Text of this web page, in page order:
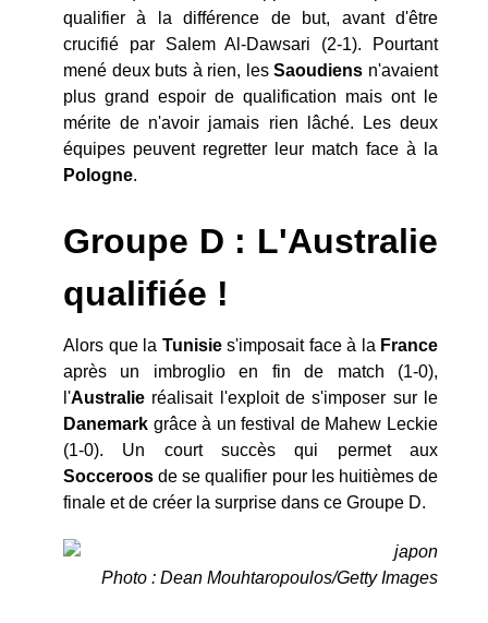
qualifier à la différence de but, avant d'être
crucifié par Salem Al-Dawsari (2-1). Pourtant
mené deux buts à rien, lesSaoudiens n'avaient
plus grand espoir de qualification mais ont le
mérite de n'avoir jamais rien lâché. Les deux
équipes peuvent regretter leur match face à la
Pologne.
Groupe D : L'Australie
qualifiée !
Alors que la Tunisies'imposait face à la France
après un imbroglio en fin de match (1-0),
l'Australie réalisait l'exploit de s'imposer sur le
Danemark grâce à un festival de Mahew Leckie
(1-0). Un court succès qui permet aux
Socceroos de se qualifier pour les huitièmes de
finale et de créer la surprise dans ce Groupe D.
Photo : Dean Mouhtaropoulos/Getty Images